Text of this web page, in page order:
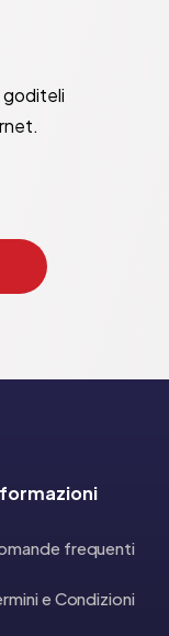
goditeli
frequenti
e Condizioni